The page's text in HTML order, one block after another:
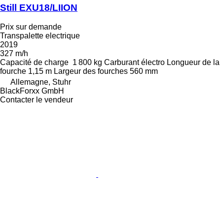
Still EXU18/LIION
Prix sur demande
Transpalette electrique
2019
327 m/h
Capacité de charge 1 800 kg Carburant électro Longueur de la
fourche 1,15 m Largeur des fourches 560 mm
Allemagne, Stuhr
BlackForxx GmbH
Contacter le vendeur